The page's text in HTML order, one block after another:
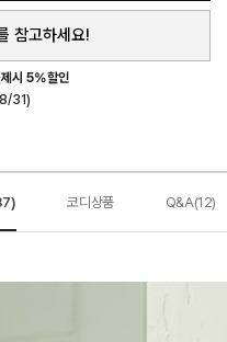
참고하세요!
제시 5%할인
31)
코디상품 Q&A(12)